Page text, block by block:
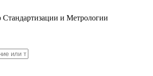
и Метрологии